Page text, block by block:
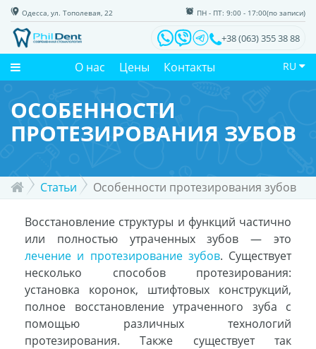
Одесса, ул. Тополевая, 22 ПН - ПТ: 9:00 - 17:00(по записи)
+38 (063) 355 38 88
О нас Цены Контакты RU
ОСОБЕННОСТИ
ПРОТЕЗИРОВАНИЯ ЗУБОВ
Статьи Особенности протезирования зубов
Восстановление структуры и функций частично
или полностью утраченных зубов — это
лечение и протезирование зубов. Существует
несколько способов протезирования:
установка коронок, штифтовых конструкций,
полное восстановление утраченного зуба с
помощью различных технологий
протезирования. Также существует так